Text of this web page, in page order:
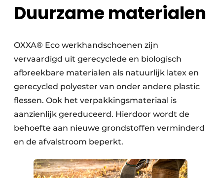
Kunststofafval
Metaalrecyclage
Papierafval
Textielrecyclage
Duurzame materialen
OXXA® Eco werkhandschoenen zijn
vervaardigd uit gerecyclede en biologisch
afbreekbare materialen als natuurlijk latex en
gerecycled polyester van onder andere plastic
flessen. Ook het verpakkingsmateriaal is
aanzienlijk gereduceerd. Hierdoor wordt de
behoefte aan nieuwe grondstoffen verminderd
en de afvalstroom beperkt.